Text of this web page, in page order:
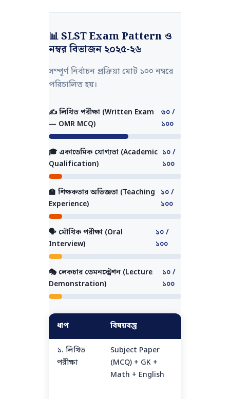
📊 SLST Exam Pattern ও
নম্বর বিভাজন ২০২৫-২৬
সম্পূর্ণ নির্বাচন প্রক্রিয়া মোট ১০০ নম্বরে
পরিচালিত হয়।
✍️ লিখিত পরীক্ষা (Written Exam
— OMR MCQ)
৬০ /
১০০
🎓 একাডেমিক যোগ্যতা (Academic
Qualification)
১০ /
১০০
🏫 শিক্ষকতার অভিজ্ঞতা (Teaching
Experience)
১০ /
১০০
🗣️ মৌখিক পরীক্ষা (Oral
Interview)
১০ /
১০০
🎭 লেকচার ডেমনস্ট্রেশন (Lecture
Demonstration)
১০ /
১০০
ধাপ বিষয়বস্তু
১. লিখিত
পরীক্ষা
Subject Paper
(MCQ) + GK +
Math + English